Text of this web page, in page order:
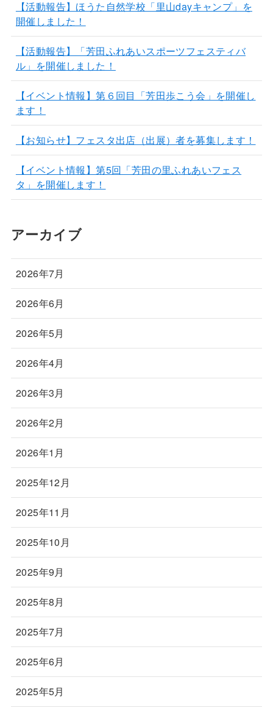
【活動報告】ほうた自然学校「里山dayキャンプ」を
開催しました！
【活動報告】「芳田ふれあいスポーツフェスティバ
ル」を開催しました！
【イベント情報】第６回目「芳田歩こう会」を開催し
ます！
【お知らせ】フェスタ出店（出展）者を募集します！
【イベント情報】第5回「芳田の里ふれあいフェス
タ」を開催します！
アーカイブ
2026年7月
2026年6月
2026年5月
2026年4月
2026年3月
2026年2月
2026年1月
2025年12月
2025年11月
2025年10月
2025年9月
2025年8月
2025年7月
2025年6月
2025年5月